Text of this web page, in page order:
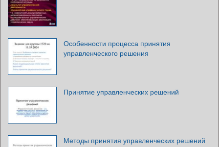
Особенности процесса принятия
управленческого решения
Принятие управленческих решений
Методы принятия управленческих решений